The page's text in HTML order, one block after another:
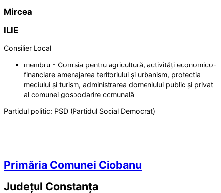
Mircea
ILIE
Consilier Local
membru - Comisia pentru agricultură, activități economico-
financiare amenajarea teritoriului și urbanism, protectia
mediului și turism, administrarea domeniului public și privat
al comunei gospodarire comunală
Partidul politic: PSD (Partidul Social Democrat)
Primăria Comunei Ciobanu
Județul Constanța